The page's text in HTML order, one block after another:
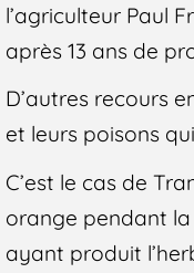
l’agriculteur Paul
après 13 ans de
D’autres recours
et leurs poisons
C’est le cas de
orange pendant
ayant produit